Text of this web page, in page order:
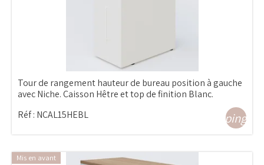
Tour de rangement hauteur de bureau position à gauche
avec Niche. Caisson Hêtre et top de finition Blanc.
Réf : NCAL15HEBL
Mis en avant